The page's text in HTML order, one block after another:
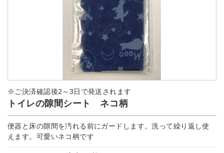
※ご決済確認後2～3日で発送されます
トイレの隙間シート ネコ柄
便器と床の隙間を汚れる前にガードします。洗って繰り返し使
えます。可愛いネコ柄です